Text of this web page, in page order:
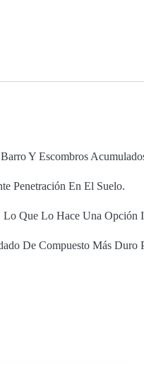
Y Escombros
Penetración En El Suelo.
Que Lo Hace Una Opción
De Compuesto Más